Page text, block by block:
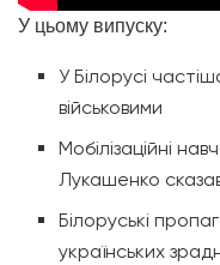
У цьому випуску:
У Білорусі
військовими
Мобілізаційні
Лукашенко
Білоруські
українських